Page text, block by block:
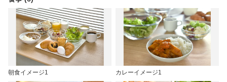
朝食イメージ1 カレーイメージ1